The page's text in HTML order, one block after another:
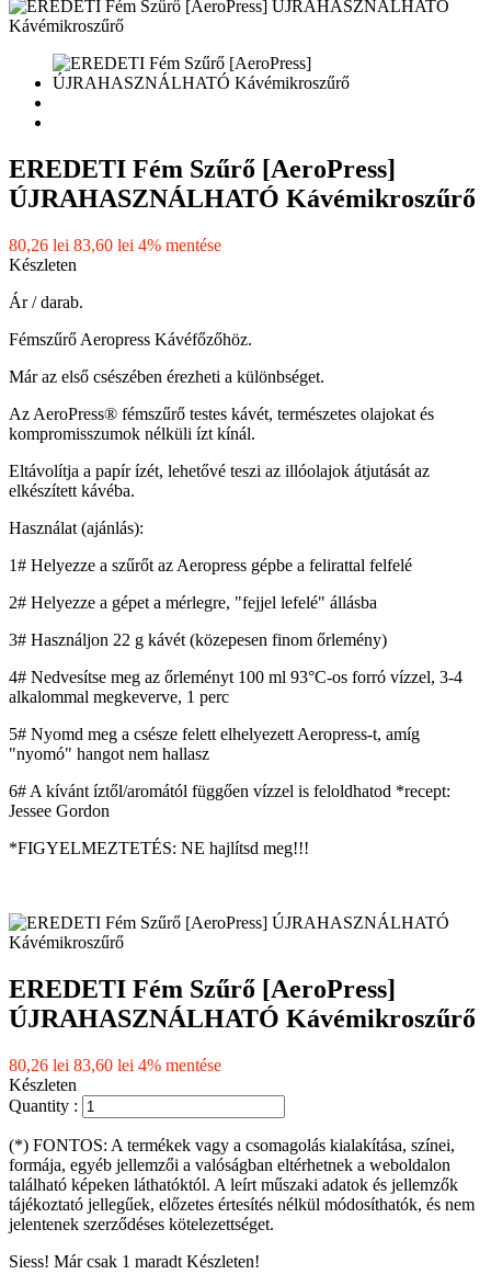
EREDETI Fém Szűrő [AeroPress]
ÚJRAHASZNÁLHATÓ Kávémikroszűrő
80,26 lei 83,60 lei 4% mentése
Készleten
Ár / darab.
Fémszűrő Aeropress Kávéfőzőhöz.
Már az első csészében érezheti a különbséget.
Az AeroPress® fémszűrő testes kávét, természetes olajokat és
kompromisszumok nélküli ízt kínál.
Eltávolítja a papír ízét, lehetővé teszi az illóolajok átjutását az
elkészített kávéba.
Használat (ajánlás):
1# Helyezze a szűrőt az Aeropress gépbe a felirattal felfelé
2# Helyezze a gépet a mérlegre, "fejjel lefelé" állásba
3# Használjon 22 g kávét (közepesen finom őrlemény)
4# Nedvesítse meg az őrleményt 100 ml 93°C-os forró vízzel, 3-4
alkalommal megkeverve, 1 perc
5# Nyomd meg a csésze felett elhelyezett Aeropress-t, amíg
"nyomó" hangot nem hallasz
6# A kívánt íztől/aromától függően vízzel is feloldhatod *recept:
Jessee Gordon
*FIGYELMEZTETÉS: NE hajlítsd meg!!!
EREDETI Fém Szűrő [AeroPress]
ÚJRAHASZNÁLHATÓ Kávémikroszűrő
80,26 lei 83,60 lei 4% mentése
Készleten
Quantity :
(*) FONTOS: A termékek vagy a csomagolás kialakítása, színei,
formája, egyéb jellemzői a valóságban eltérhetnek a weboldalon
található képeken láthatóktól. A leírt műszaki adatok és jellemzők
tájékoztató jellegűek, előzetes értesítés nélkül módosíthatók, és nem
jelentenek szerződéses kötelezettséget.
Siess! Már csak 1 maradt Készleten!